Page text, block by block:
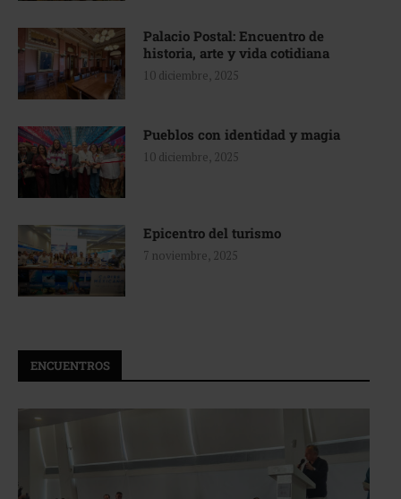
Palacio Postal: Encuentro de
historia, arte y vida cotidiana
10 diciembre, 2025
Pueblos con identidad y magia
10 diciembre, 2025
Epicentro del turismo
7 noviembre, 2025
ENCUENTROS